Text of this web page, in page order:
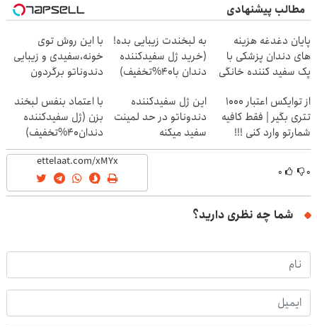
مطالب پیشنهادی
پایان دغدغه هزینه
های دندان پزشکی با
پک سفید کننده خانگی
به لبخندت زیبایی بده!
(خرید ژل سفیدکننده
دندان با40%تخفیف)
با این روش توی
خونه،سفیدی و زیبایی
دندوناتو برگردون
از توایکس اعتبار ۱۰۰۰
تتری بگیر | فقط کافیه
شمارتو وارد کنی !!!
این ژل سفیدکننده
دندوناتو در حد لمینت
سفید میکنه
(40%تخفیف)
با اعتماد بنفس لبخند
بزن (ژل سفیدکننده
دندان40%تخفیف)
۰ ۰
شما چه نظری دارید؟